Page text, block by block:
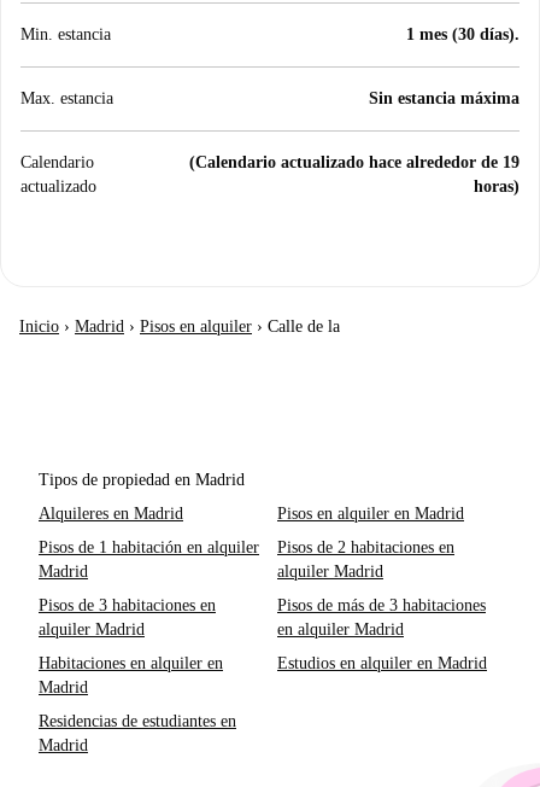
Min. estancia 1 mes (30 días).
Max. estancia Sin estancia máxima
Calendario
actualizado
(Calendario actualizado hace alrededor de 19
horas)
Inicio › Madrid › Pisos en alquiler › Calle de la
Tipos de propiedad en Madrid
Alquileres en Madrid
Pisos en alquiler en Madrid
Pisos de 1 habitación en alquiler
Madrid
Pisos de 2 habitaciones en
alquiler Madrid
Pisos de 3 habitaciones en
alquiler Madrid
Pisos de más de 3 habitaciones
en alquiler Madrid
Habitaciones en alquiler en
Madrid
Estudios en alquiler en Madrid
Residencias de estudiantes en
Madrid